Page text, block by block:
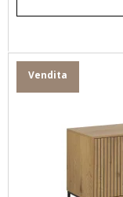
Vendita